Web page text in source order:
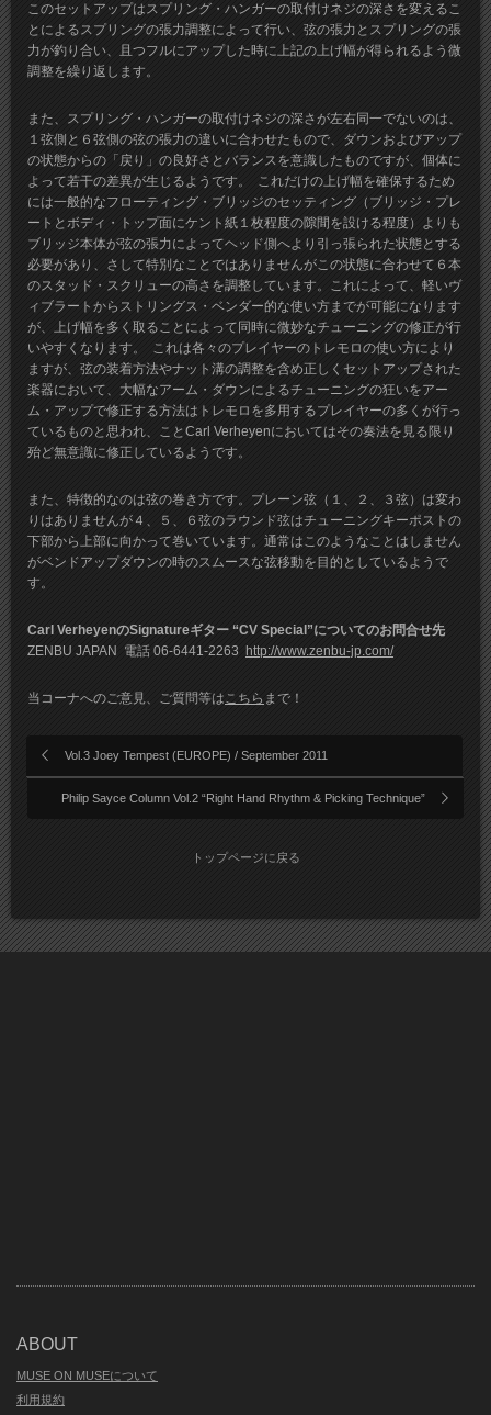
このセットアップはスプリング・ハンガーの取付けネジの深さを変えるこ
とによるスプリングの張力調整によって行い、弦の張力とスプリングの張
力が釣り合い、且つフルにアップした時に上記の上げ幅が得られるよう微
調整を繰り返します。
また、スプリング・ハンガーの取付けネジの深さが左右同一でないのは、
１弦側と６弦側の弦の張力の違いに合わせたもので、ダウンおよびアップ
の状態からの「戻り」の良好さとバランスを意識したものですが、個体に
よって若干の差異が生じるようです。 これだけの上げ幅を確保するため
には一般的なフローティング・ブリッジのセッティング（ブリッジ・プレ
ートとボディ・トップ面にケント紙１枚程度の隙間を設ける程度）よりも
ブリッジ本体が弦の張力によってヘッド側へより引っ張られた状態とする
必要があり、さして特別なことではありませんがこの状態に合わせて６本
のスタッド・スクリューの高さを調整しています。これによって、軽いヴ
ィブラートからストリングス・ベンダー的な使い方までが可能になります
が、上げ幅を多く取ることによって同時に微妙なチューニングの修正が行
いやすくなります。 これは各々のプレイヤーのトレモロの使い方により
ますが、弦の装着方法やナット溝の調整を含め正しくセットアップされた
楽器において、大幅なアーム・ダウンによるチューニングの狂いをアー
ム・アップで修正する方法はトレモロを多用するプレイヤーの多くが行っ
ているものと思われ、ことCarl Verheyenにおいてはその奏法を見る限り
殆ど無意識に修正しているようです。
また、特徴的なのは弦の巻き方です。プレーン弦（１、２、３弦）は変わ
りはありませんが４、５、６弦のラウンド弦はチューニングキーポストの
下部から上部に向かって巻いています。通常はこのようなことはしません
がベンドアップダウンの時のスムースな弦移動を目的としているようで
す。
Carl VerheyenのSignatureギター “CV Special”についてのお問合せ先
ZENBU JAPAN 電話 06-6441-2263
http://www.zenbu-jp.com/
当コーナへのご意見、ご質問等はこちら まで！
Vol.3 Joey Tempest (EUROPE) / September 2011
Philip Sayce Column Vol.2 “Right Hand Rhythm & Picking Technique”
トップページに戻る
ABOUT
MUSE ON MUSEについて
利用規約